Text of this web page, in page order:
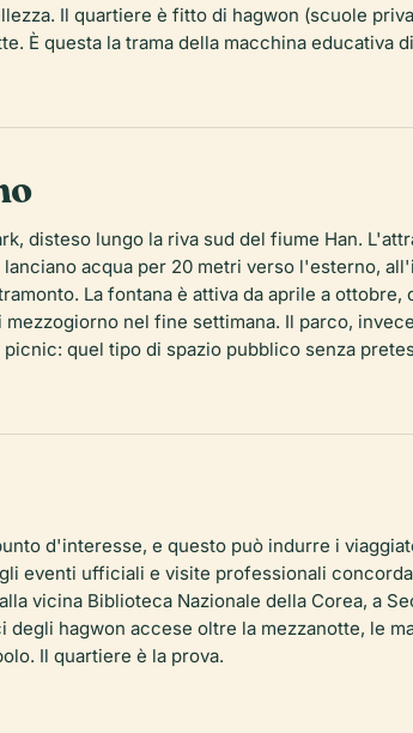
Il quartiere è fitto di hagwon (scuole
È questa la trama della macchina educativa di
disteso lungo la riva sud del fiume Han.
acqua per 20 metri verso l'esterno,
La fontana è attiva da aprile a ottobre,
nel fine settimana. Il parco,
quel tipo di spazio pubblico senza
d'interesse, e questo può indurre i
eventi ufficiali e visite professionali
vicina Biblioteca Nazionale della Corea, a
degli hagwon accese oltre la mezzanotte, le
Il quartiere è la prova.